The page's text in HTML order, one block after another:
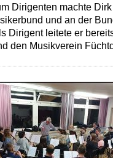
Dirigenten machte
und an der
Dirigent leitete er
den Musikverein